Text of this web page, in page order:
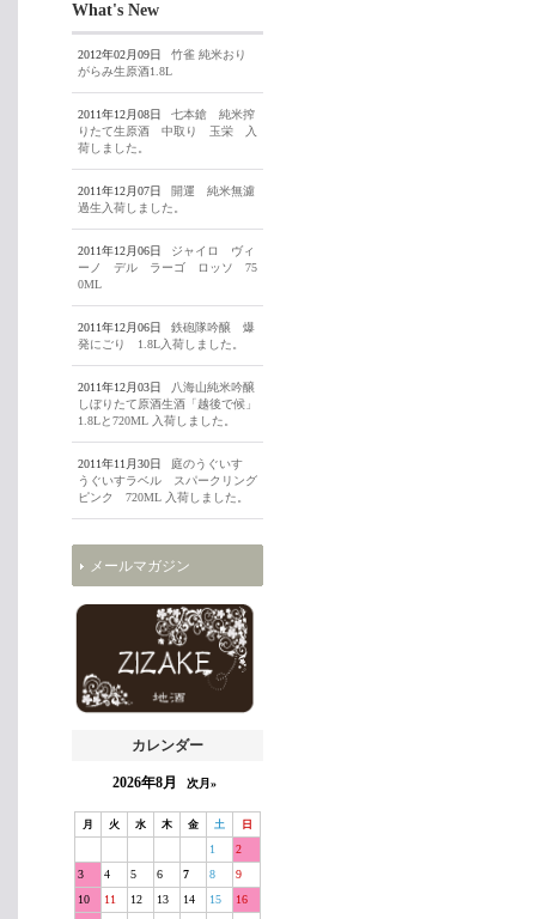
What's New
2012年02月09日
竹雀 純米おり
がらみ生原酒1.8L
2011年12月08日
七本鎗 純米搾
りたて生原酒 中取り 玉栄 入
荷しました。
2011年12月07日
開運 純米無濾
過生入荷しました。
2011年12月06日
ジャイロ ヴィ
ーノ デル ラーゴ ロッソ 75
0ML
2011年12月06日
鉄砲隊吟醸 爆
発にごり 1.8L入荷しました。
2011年12月03日
八海山純米吟醸
しぼりたて原酒生酒「越後で候」
1.8Lと720ML 入荷しました。
2011年11月30日
庭のうぐいす
うぐいすラベル スパークリング
ピンク 720ML 入荷しました。
メールマガジン
カレンダー
2026年8月 次月»
月 火 水 木 金 土 日
1
2
3
4 5 6 7 8
9
10
11 12 13 14 15
16